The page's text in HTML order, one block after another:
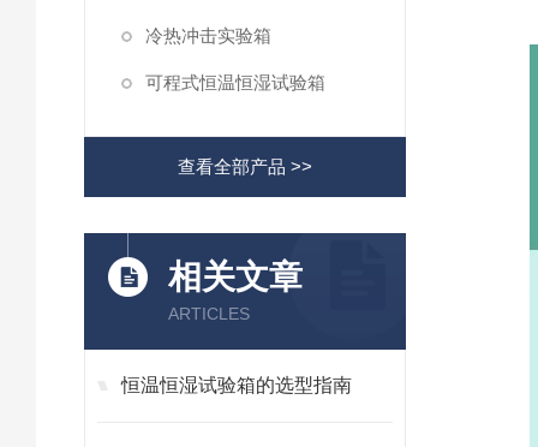
冷热冲击实验箱
可程式恒温恒湿试验箱
查看全部产品 >>
相关文章
ARTICLES
恒温恒湿试验箱的选型指南